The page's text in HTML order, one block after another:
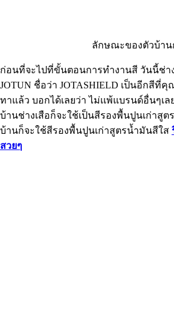
ลักษณะของตัวบ้านก่อน
ก่อนที่จะไปที่ขั้นตอนการทำงานสี วันนี้ช่าง
JOTUN ชื่อว่า JOTASHIELD เป็นอีกสีที่
ทาแล้ว บอกได้เลยว่า ไม่เเพ้แบรนด์อื่นๆเ
บ้านช่างเสือก็จะใช้เป็นสีรองพื้นปูนเก่าสู
บ้านก็จะใช้สีรองพื้นปูนเก่าสูตรน้ำมันสีใส
สวยๆ